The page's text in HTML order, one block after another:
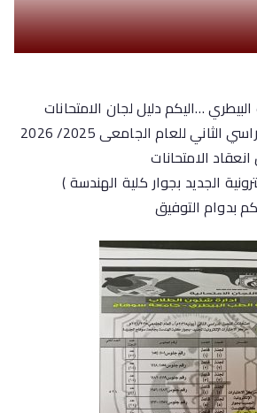
…اليكم دليل لجان الامتحانات
الثاني للعام الجامعى 2025/ 2026
الامتحانات
الجديد بجوار كلية الهندسة )
بدوام التوفيق